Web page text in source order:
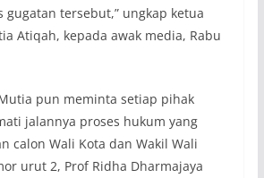
gugatan tersebut,” ungkap ketua
Atiqah, kepada awak media, Rabu
pun meminta setiap pihak
jalannya proses hukum yang
calon Wali Kota dan Wakil Wali
urut 2, Prof Ridha Dharmajaya